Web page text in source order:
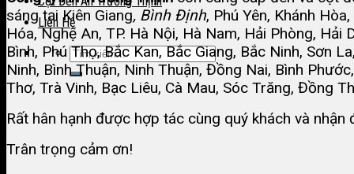
Liên Hệ
sáng tại Kiên Giang, Bình Định, Phú Yên, Khánh
Hóa, Nghệ An, TP. Hà Nội, Hà Nam, Hải Phòng, Hải
Bình, Phú Thọ, Bắc Kan, Bắc Giang, Bắc Ninh, Sơn
Ninh, Bình Thuận, Ninh Thuận, Đồng Nai, Bình
Thơ, Trà Vinh, Bạc Liêu, Cà Mau, Sóc Trăng, Đồng
Rất hân hạnh được hợp tác cùng quý khách và
Trân trọng cảm ơn!